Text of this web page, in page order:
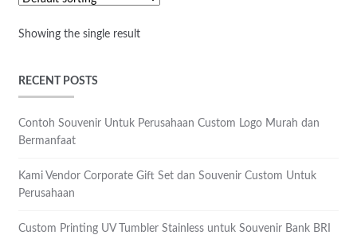
Showing the single result
RECENT POSTS
Contoh Souvenir Untuk Perusahaan Custom Logo Murah dan
Bermanfaat
Kami Vendor Corporate Gift Set dan Souvenir Custom Untuk
Perusahaan
Custom Printing UV Tumbler Stainless untuk Souvenir Bank BRI